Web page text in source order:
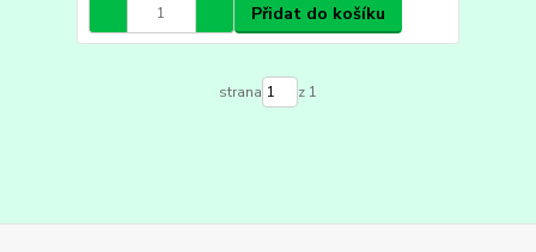
Přidat do košíku
strana z 1